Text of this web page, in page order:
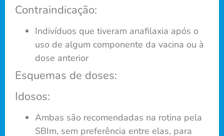
Contraindicação:
Indivíduos que tiveram anafilaxia após o
uso de algum componente da vacina ou à
dose anterior
Esquemas de doses:
Idosos:
Ambas são recomendadas na rotina pela
SBIm, sem preferência entre elas, para